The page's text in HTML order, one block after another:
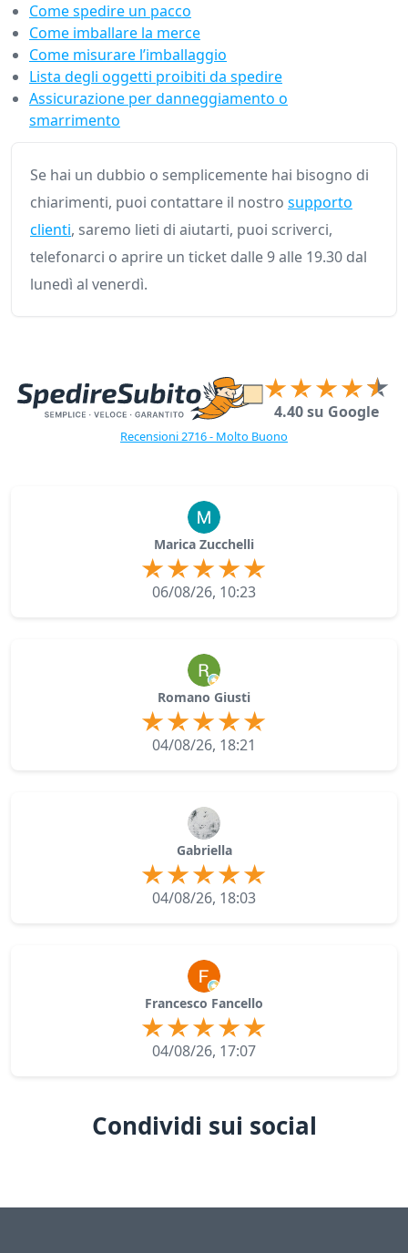
Come spedire un pacco
Come imballare la merce
Come misurare l’imballaggio
Lista degli oggetti proibiti da spedire
Assicurazione per danneggiamento o
smarrimento
Se hai un dubbio o semplicemente hai bisogno di
chiarimenti, puoi contattare il nostro supporto
clienti, saremo lieti di aiutarti, puoi scriverci,
telefonarci o aprire un ticket dalle 9 alle 19.30 dal
lunedì al venerdì.
4.40 su Google
Recensioni 2716 - Molto Buono
Marica Zucchelli
06/08/26, 10:23
Romano Giusti
04/08/26, 18:21
Gabriella
04/08/26, 18:03
Francesco Fancello
04/08/26, 17:07
Condividi sui social